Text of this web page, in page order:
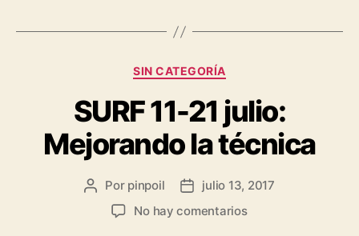
SIN CATEGORÍA
SURF 11-21 julio:
Mejorando la técnica
Por pinpoil
julio 13, 2017
No hay comentarios